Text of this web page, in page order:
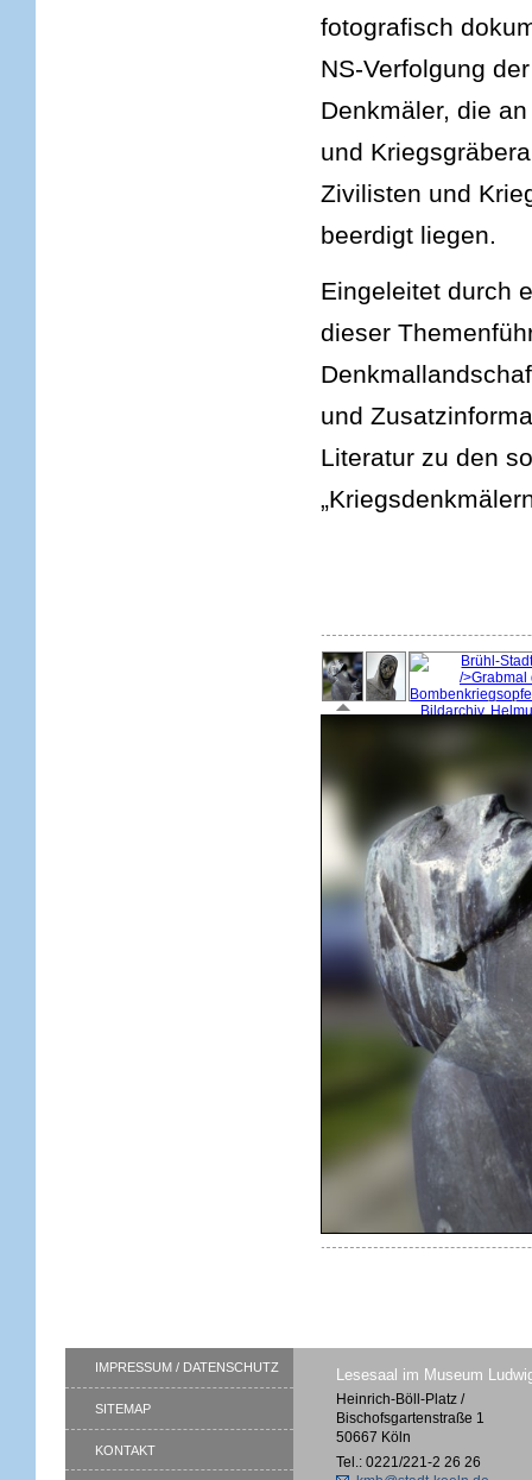
fotografisch
NS-Verfolgung
Denkmäler, die
und
Zivilisten und
beerdigt liegen.
Eingeleitet durch
dieser
und
Literatur zu den
IMPRESSUM / DATENSCHUTZ
SITEMAP
KONTAKT
Lesesaal im Museum
Heinrich-Böll-Platz /
Bischofsgartenstraße 1
50667 Köln
Tel.: 0221/221-2 26 26